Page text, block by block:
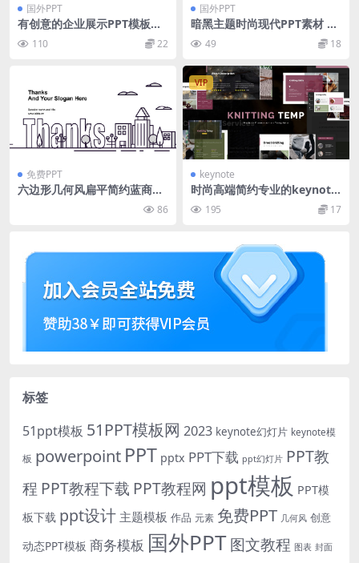
国外PPT
有创意的企业展示PPT模板下
载[PPTX]
110 22
国外PPT
暗黑主题时尚现代PPT素材 Da
rkSide Presentation Templ
ate49 18
免费PPT
六边形几何风扁平简约蓝商务
86
VIP
keynote
时尚高端简约专业的keynote
幻灯片演示模板（key）
195 17
标签
51ppt模板 51PPT模板网 2023 keynote幻灯片 keynote模
板 powerpoint PPT pptx PPT下载 ppt幻灯片 PPT教
程 PPT教程下载 PPT教程网 ppt模板 PPT模
板下载 ppt设计 主题模板 作品 元素 免费PPT 几何风 创意
动态PPT模板 商务模板 国外PPT图文教程 图表 封面